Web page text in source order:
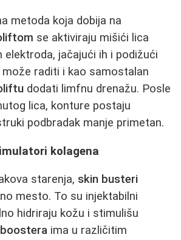
metoda koja dobija na
se aktiviraju mišići lica
elektroda, jačajući ih i podižući
može raditi i kao samostalan
dodati limfnu drenažu. Posle
lica, konture postaju
podbradak manje primetan.
kolagena
starenja, skin busteri
mesto. To su injektabilni
hidriraju kožu i stimulišu
ima u različitim